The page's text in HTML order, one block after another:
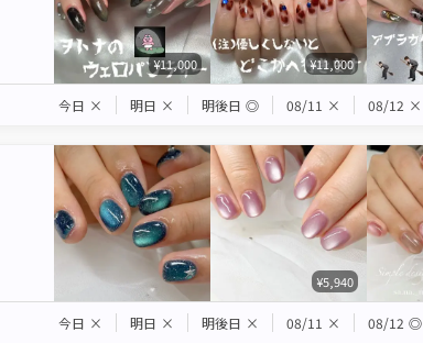
¥11,000 ¥11,000
今日 × 明日 × 明後日 ◎ 08/11 × 08/12 ×
¥5,940
今日 × 明日 × 明後日 × 08/11 × 08/12 ◎